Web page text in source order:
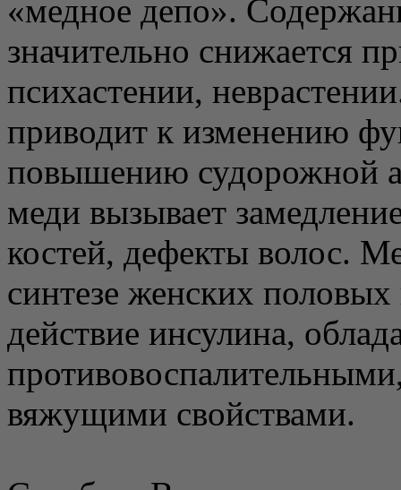
«медное депо».
значительно снижается
психастении,
приводит к изменению
повышению судорожной
меди вызывает
костей, дефекты волос.
синтезе женских
действие инсулина,
вяжущими свойствами.